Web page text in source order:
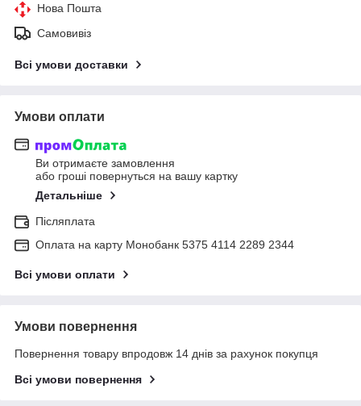
Нова Пошта
Самовивіз
Всі умови доставки
Умови оплати
Ви отримаєте замовлення
або гроші повернуться на вашу картку
Детальніше
Післяплата
Оплата на карту Монобанк 5375 4114 2289 2344
Всі умови оплати
Умови повернення
Повернення товару впродовж 14 днів за рахунок покупця
Всі умови повернення